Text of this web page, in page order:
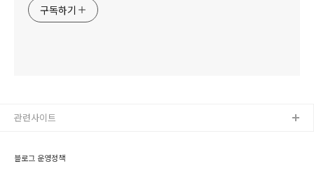
구독하기
블로그 운영정책
관련사이트